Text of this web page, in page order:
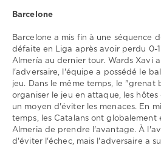
0
Barcelone
Barcelone a mis fin à une séquence
défaite en Liga après avoir perdu 0-
Almería au dernier tour. Wards Xavi
l'adversaire, l'équipe a possédé le
jeu. Dans le même temps, le "grenat
organiser le jeu en attaque, les
un moyen d'éviter les menaces. En
temps, les Catalans ont globalement
Almeria de prendre l'avantage. À
d'éviter l'échec, mais l'adversaire a